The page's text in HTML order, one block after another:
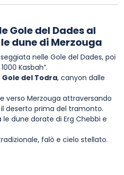
Gole del Dades al
dune di Merzouga
nelle Gole del Dades, poi
Kasbah”.
Gole del Todra, canyon dalle
verso Merzouga attraversando
deserto prima del tramonto.
dune dorate di Erg Chebbi e
falò e cielo stellato.